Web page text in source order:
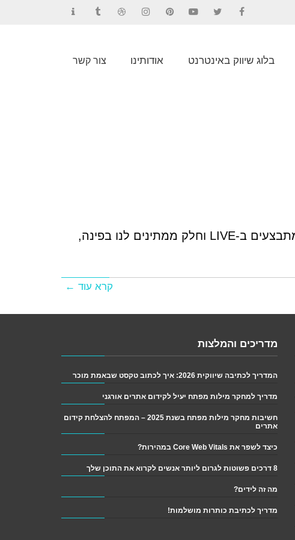
בלוג שיווק באינטרנט אודותינו צור קשר
שנת 2016 נפתחה עם הרבה מאוד שינויים שחברת Google בישלה לנו J, חלק מהשינויים מתבצעים ב-LIVE וחלק ממתינים לנו בפינה,
קרא עוד ←
מדריכים והמלצות
המדריך לכתיבה שיווקית 2026: איך לכתוב טקסט שבאמת מוכר
מדריך למחקר מילות מפתח יעיל לקידום אתרים אורגני
חשיבות מחקר מילות מפתח בשנת 2025 – המפתח להצלחת קידום
אתרים
כיצד לשפר את Core Web Vitals במהירות?
8 דרכים פשוטות לגרום ליותר אנשים לקרוא את התוכן שלך
מה זה לידים?
מדריך לכתיבת כותרות מושלמות!